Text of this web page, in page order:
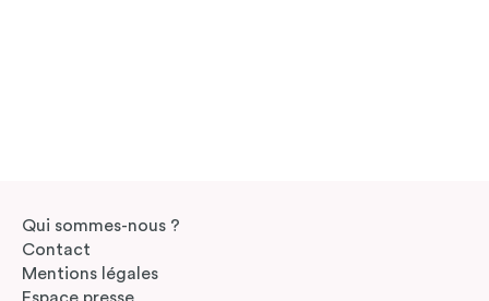
Qui sommes-nous ?
Contact
Mentions légales